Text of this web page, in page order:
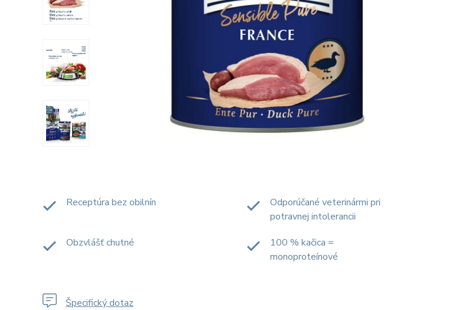
Receptúra bez obilnín
Odporúčané veterinármi pri
potravnej intolerancii
Obzvlášť chutné
100 % kačica =
monoproteínové
Špecifický dotaz